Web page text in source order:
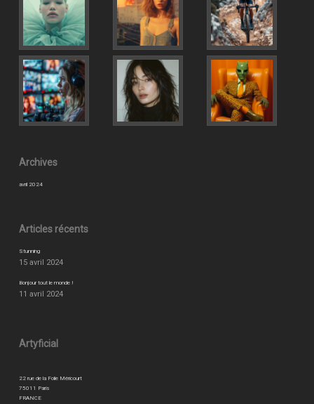
Archives
avril 2024
Articles récents
Stunning
15 avril 2024
Bonjour tout le monde !
11 avril 2024
Artyficial
22 rue de la Folie Méricourt
75011 Paris
FRANCE